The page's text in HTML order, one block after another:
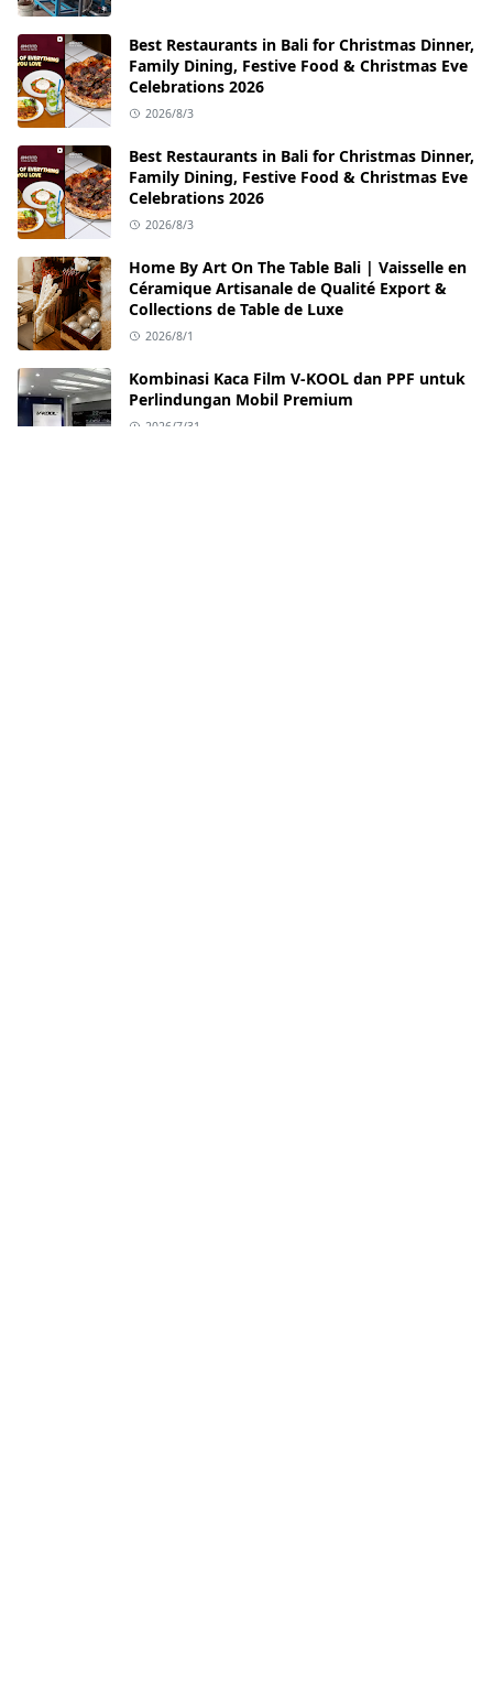
Best Restaurants in Bali for Christmas Dinner,
Family Dining, Festive Food & Christmas Eve
Celebrations 2026
2026/8/3
Best Restaurants in Bali for Christmas Dinner,
Family Dining, Festive Food & Christmas Eve
Celebrations 2026
2026/8/3
Home By Art On The Table Bali | Vaisselle en
Céramique Artisanale de Qualité Export &
Collections de Table de Luxe
2026/8/1
Kombinasi Kaca Film V-KOOL dan PPF untuk
Perlindungan Mobil Premium
2026/7/31